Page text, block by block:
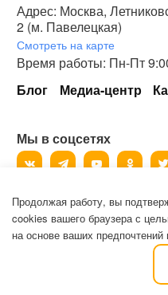
Адрес: Москва,
2 (м. Павелецкая)
Смотреть на карте
Время работы: Пн-Пт
Блог
Медиа-центр
Мы в соцсетях
©2006-2026, ООО
Все права защищены.
Политика
обработку персональных
Продолжая работу, вы
cookies вашего браузера с
на основе ваших предпочтений